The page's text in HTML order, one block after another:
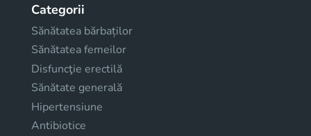
Categorii
Sănătatea bărbaților
Sănătatea femeilor
Disfuncţie erectilă
Sănătate generală
Hipertensiune
Antibiotice